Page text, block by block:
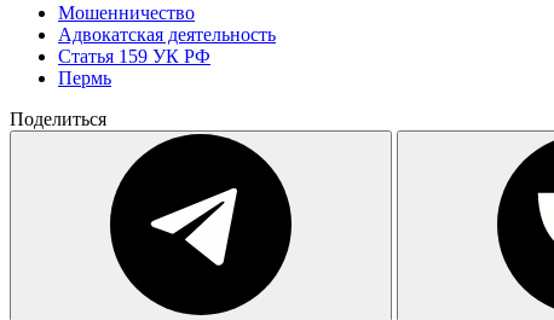
Мошенничество
Адвокатская деятельность
Статья 159 УК РФ
Пермь
Поделиться